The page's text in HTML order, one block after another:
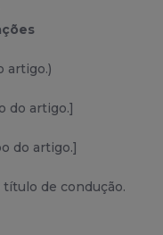
artigo.)
do artigo.]
do artigo.]
título de condução.